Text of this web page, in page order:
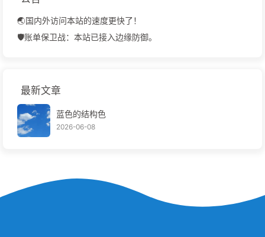
🌏国内外访问本站的速度更快了！
🛡️账单保卫战：本站已接入边缘防御。
最新文章
蓝色的结构色
2026-06-08